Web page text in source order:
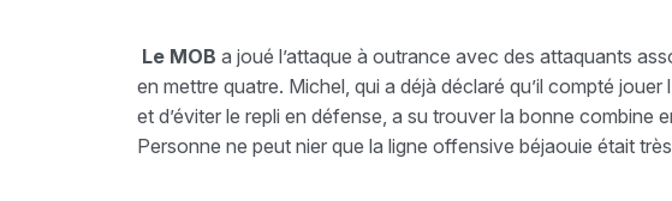
Le MOB a joué l’attaque à outrance avec des attaquants
en mettre quatre. Michel, qui a déjà déclaré qu’il compté jouer
et d’éviter le repli en défense, a su trouver la bonne combine
Personne ne peut nier que la ligne offensive béjaouie était